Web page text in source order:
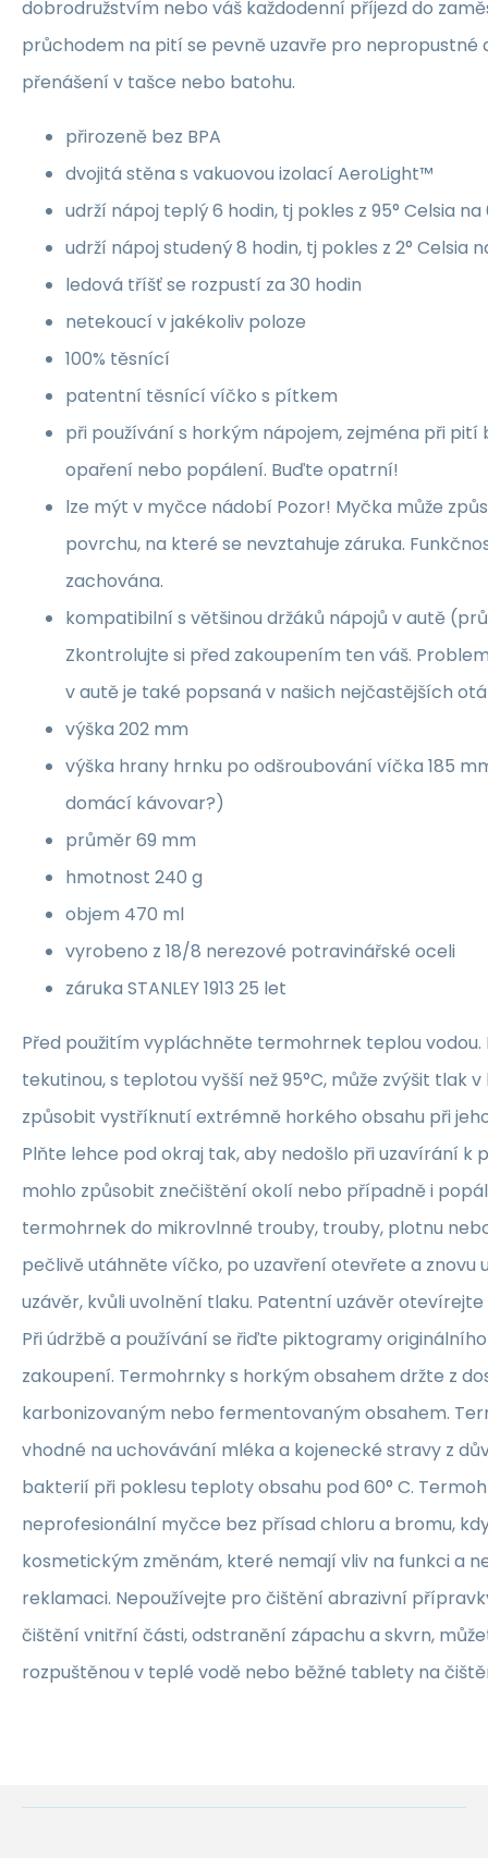
dobrodružstvím nebo váš každodenní příjezd do
průchodem na pití se pevně uzavře pro nepropustné
přenášení v tašce nebo batohu.
přirozeně bez BPA
dvojitá stěna s vakuovou izolací AeroLight™
udrží nápoj teplý 6 hodin, tj pokles z 95° Celsia na
udrží nápoj studený 8 hodin, tj pokles z 2° Celsia
ledová tříšť se rozpustí za 30 hodin
netekoucí v jakékoliv poloze
100% těsnící
patentní těsnící víčko s pítkem
při používání s horkým nápojem, zejména při pití
opaření nebo popálení. Buďte opatrní!
lze mýt v myčce nádobí Pozor! Myčka může
povrchu, na které se nevztahuje záruka.
zachována.
kompatibilní s většinou držáků nápojů v autě
Zkontrolujte si před zakoupením ten váš.
v autě je také popsaná v našich nejčastějších
výška 202 mm
výška hrany hrnku po odšroubování víčka 185
domácí kávovar?)
průměr 69 mm
hmotnost 240 g
objem 470 ml
vyrobeno z 18/8 nerezové potravinářské oceli
záruka STANLEY 1913 25 let
Před použitím vypláchněte termohrnek teplou
tekutinou, s teplotou vyšší než 95°C, může zvýšit tlak
způsobit vystříknutí extrémně horkého obsahu při
Plňte lehce pod okraj tak, aby nedošlo při uzavírání k
mohlo způsobit znečištění okolí nebo případně i
termohrnek do mikrovlnné trouby, trouby, plotnu
pečlivě utáhněte víčko, po uzavření otevřete a znovu
uzávěr, kvůli uvolnění tlaku. Patentní uzávěr otevírejte
Při údržbě a používání se řiďte piktogramy
zakoupení. Termohrnky s horkým obsahem držte z
karbonizovaným nebo fermentovaným obsahem.
vhodné na uchovávání mléka a kojenecké stravy z
bakterií při poklesu teploty obsahu pod 60° C.
neprofesionální myčce bez přísad chloru a bromu,
kosmetickým změnám, které nemají vliv na funkci a
reklamaci. Nepoužívejte pro čištění abrazivní
čištění vnitřní části, odstranění zápachu a skvrn,
rozpuštěnou v teplé vodě nebo běžné tablety na